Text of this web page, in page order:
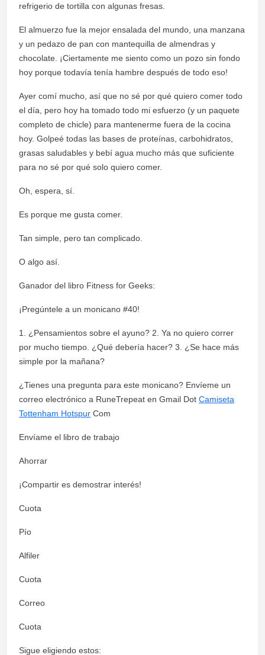
refrigerio de tortilla con algunas fresas.
El almuerzo fue la mejor ensalada del mundo, una manzana
y un pedazo de pan con mantequilla de almendras y
chocolate. ¡Ciertamente me siento como un pozo sin fondo
hoy porque todavía tenía hambre después de todo eso!
Ayer comí mucho, así que no sé por qué quiero comer todo
el día, pero hoy ha tomado todo mi esfuerzo (y un paquete
completo de chicle) para mantenerme fuera de la cocina
hoy. Golpeé todas las bases de proteínas, carbohidratos,
grasas saludables y bebí agua mucho más que suficiente
para no sé por qué solo quiero comer.
Oh, espera, sí.
Es porque me gusta comer.
Tan simple, pero tan complicado.
O algo así.
Ganador del libro Fitness for Geeks:
¡Pregúntele a un monicano #40!
1. ¿Pensamientos sobre el ayuno? 2. Ya no quiero correr
por mucho tiempo. ¿Qué debería hacer? 3. ¿Se hace más
simple por la mañana?
¿Tienes una pregunta para este monicano? Envíeme un
correo electrónico a RuneTrepeat en Gmail Dot Camiseta
Tottenham Hotspur Com
Envíame el libro de trabajo
Ahorrar
¡Compartir es demostrar interés!
Cuota
Pío
Alfiler
Cuota
Correo
Cuota
Sigue eligiendo estos: